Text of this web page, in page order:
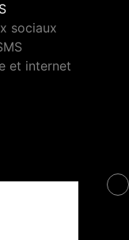
sociaux
et internet